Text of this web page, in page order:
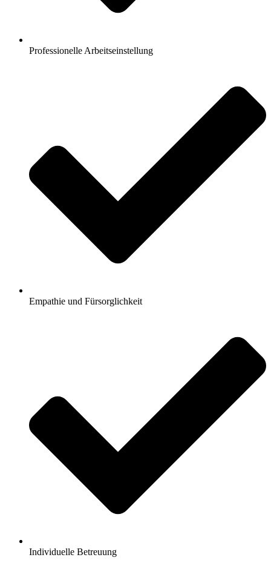
Professionelle Arbeitseinstellung
Empathie und Fürsorglichkeit
Individuelle Betreuung